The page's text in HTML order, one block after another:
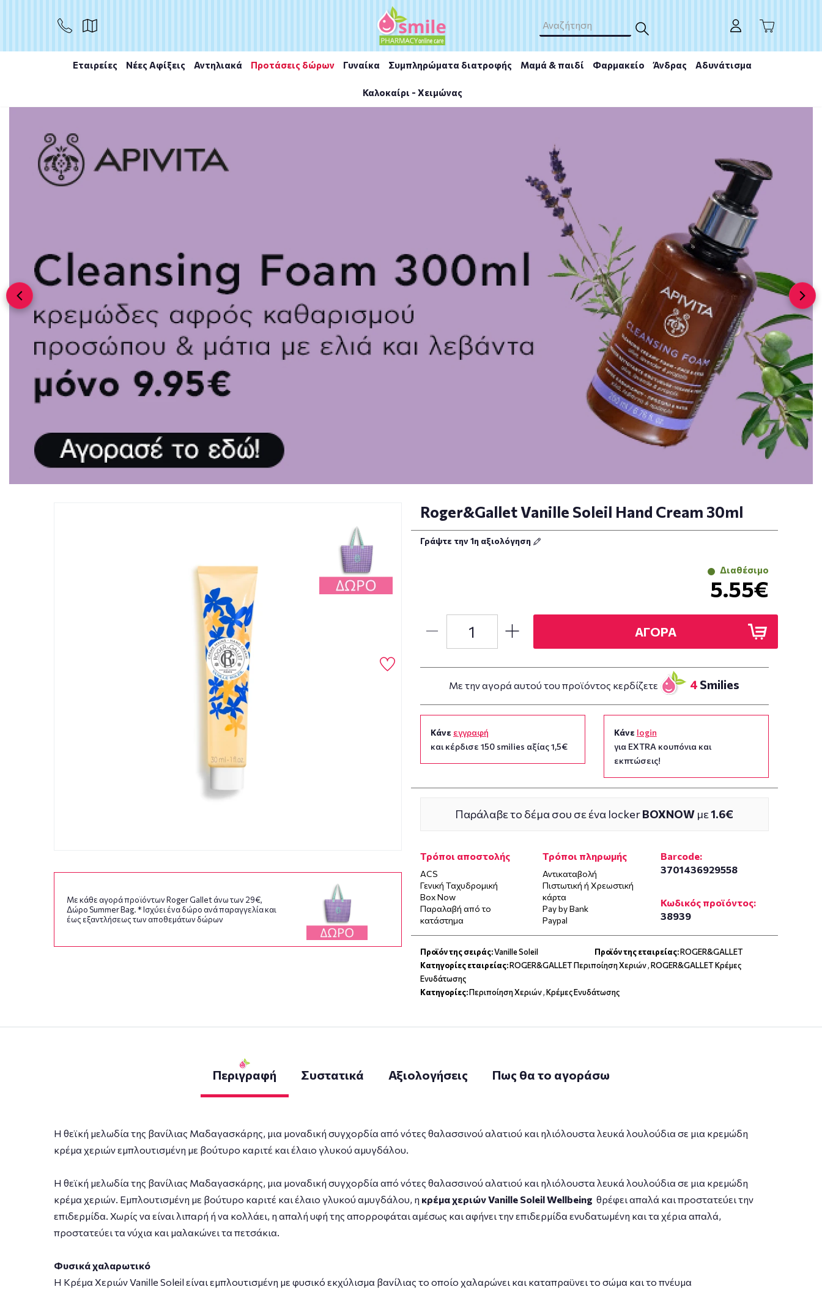
Εταιρείες Νέες Αφίξεις Αντηλιακά Προτάσεις δώρων Γυναίκα Συμπληρώματα διατροφής Μαμά & παιδί Φαρμακείο Άνδρας Αδυνάτισμα
Καλοκαίρι - Χειμώνας
Roger&Gallet Vanille Soleil Hand Cream 30ml
ΑΓΟΡΑ
Με κάθε αγορά προϊόντων Roger Gallet άνω των 29€,
Δώρο Summer Bag. * Ισχύει ένα δώρο ανά παραγγελία και
έως εξαντλήσεως των αποθεμάτων δώρων
Roger&Gallet Vanille Soleil Hand Cream 30ml
Γράψτε την 1η αξιολόγηση
Διαθέσιμο
5.55€
ΑΓΟΡΑ
Με την αγορά αυτού του προϊόντος κερδίζετε 4 Smilies
Κάνε εγγραφή
και κέρδισε 150 smilies αξίας 1,5€
Κάνε login
για EXTRA κουπόνια και
εκπτώσεις!
Παράλαβε το δέμα σου σε ένα lockerBOXNOW με1.6€
Τρόποι αποστολής
ACS
Γενική Ταχυδρομική
Box Now
Παραλαβή από το
κατάστημα
Τρόποι πληρωμής
Αντικαταβολή
Πιστωτική ή Χρεωστική
κάρτα
Pay by Bank
Paypal
Barcode:
3701436929558
Κωδικός προϊόντος:
38939
Προϊόν της σειράς:Vanille Soleil Προϊόν της εταιρείας:ROGER&GALLET
Κατηγορίες εταιρείας:ROGER&GALLET Περιποίηση Χεριών,ROGER&GALLET Κρέμες
Ενυδάτωσης
Κατηγορίες:Περιποίηση Χεριών,Κρέμες Ενυδάτωσης
Περιγραφή Συστατικά Αξιολογήσεις Πως θα το αγοράσω
Η θεϊκή μελωδία της βανίλιας Μαδαγασκάρης, μια μοναδική συγχορδία από νότες θαλασσινού αλατιού και ηλιόλουστα λευκά λουλούδια σε μια κρεμώδη
κρέμα χεριών εμπλουτισμένη με βούτυρο καριτέ και έλαιο γλυκού αμυγδάλου.
Η θεϊκή μελωδία της βανίλιας Μαδαγασκάρης, μια μοναδική συγχορδία από νότες θαλασσινού αλατιού και ηλιόλουστα λευκά λουλούδια σε μια κρεμώδη
κρέμα χεριών. Εμπλουτισμένη με βούτυρο καριτέ και έλαιο γλυκού αμυγδάλου, η κρέμα χεριών Vanille Soleil Wellbeing θρέφει απαλά και προστατεύει την
επιδερμίδα. Χωρίς να είναι λιπαρή ή να κολλάει, η απαλή υφή της απορροφάται αμέσως και αφήνει την επιδερμίδα ενυδατωμένη και τα χέρια απαλά,
προστατεύει τα νύχια και μαλακώνει τα πετσάκια.
Φυσικά χαλαρωτικό
Η Κρέμα Χεριών Vanille Soleil είναι εμπλουτισμένη με φυσικό εκχύλισμα βανίλιας το οποίο χαλαρώνει και καταπραϋνει το σώμα και το πνέυμα